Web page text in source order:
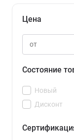
Цена
Состояние
Новый
Дисконт